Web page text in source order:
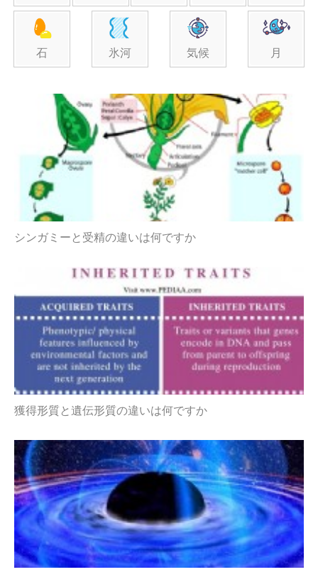
石 氷河 気候 月
シンガミーと受精の違いは何ですか
獲得形質と遺伝形質の違いは何ですか